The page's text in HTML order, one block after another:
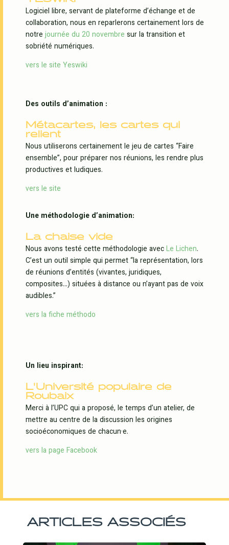
Logiciel libre, servant de plateforme d’échange et de
collaboration, nous en reparlerons certainement lors de
notrejournée du 20 novembre sur la transition et
sobriété numériques.
vers le site Yeswiki
Des outils d’animation :
Métacartes, les cartes qui
relient
Nous utiliserons certainement le jeu de cartes “Faire
ensemble”, pour préparer nos réunions, les rendre plus
productives et ludiques.
vers le site
Une méthodologie d’animation:
La chaise vide
Nous avons testé cette méthodologie avecLe Lichen.
C’est un outil simple qui permet “la représentation, lors
de réunions d’entités (vivantes, juridiques,
composites…) situées à distance ou n’ayant pas de voix
audibles.”
vers la fiche méthodo
Un lieu inspirant:
L’Université populaire de
Roubaix
Merci à l’UPC qui a proposé, le temps d’un atelier, de
mettre au centre de la discussion les origines
socioéconomiques de chacun·e.
vers la page Facebook
ARTICLES ASSOCIÉS